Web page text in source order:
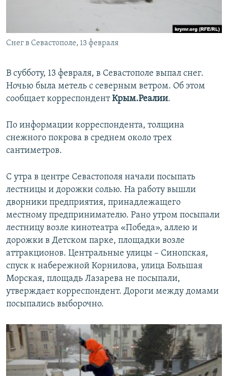
ELIFBE
Все сайты RFE/RL
Снег в Севастополе, 13 февраля
В субботу, 13 февраля, в Севастополе выпал снег.
Ночью была метель с северным ветром. Об этом
сообщает корреспондентКрым.Реалии.
По информации корреспондента, толщина
снежного покрова в среднем около трех
сантиметров.
С утра в центре Севастополя начали посыпать
лестницы и дорожки солью. На работу вышли
дворники предприятия, принадлежащего
местному предпринимателю. Рано утром посыпали
лестницу возле кинотеатра «Победа», аллею и
дорожки в Детском парке, площадки возле
аттракционов. Центральные улицы – Синопская,
спуск к набережной Корнилова, улица Большая
Морская, площадь Лазарева не посыпали,
утверждает корреспондент. Дороги между домами
посыпались выборочно.